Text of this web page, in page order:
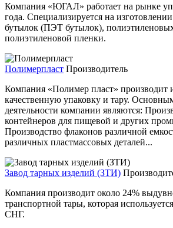
Компания «ЮГАЛ» работает на рынке
года. Специализируется на
бутылок (ПЭТ бутылок),
полиэтиленовой пленки.
Полимерпласт Производитель
Компания «Полимер пласт» производит
качественную упаковку и тару.
деятельности компании являются:
контейнеров для пищевой и других
Производство флаконов различной
различных пластмассовых деталей...
Завод тарных изделий (ЗТИ)
Компания производит около 24%
транспортной тары, которая
СНГ.